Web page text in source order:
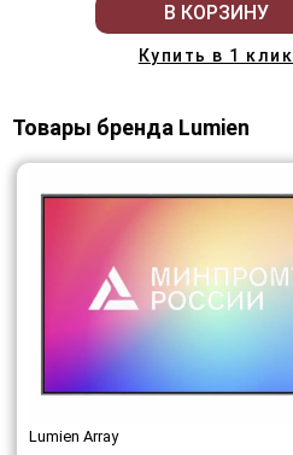
В КОРЗИНУ
Купить в 1 клик
Товары бренда Lumien
Lumien Array